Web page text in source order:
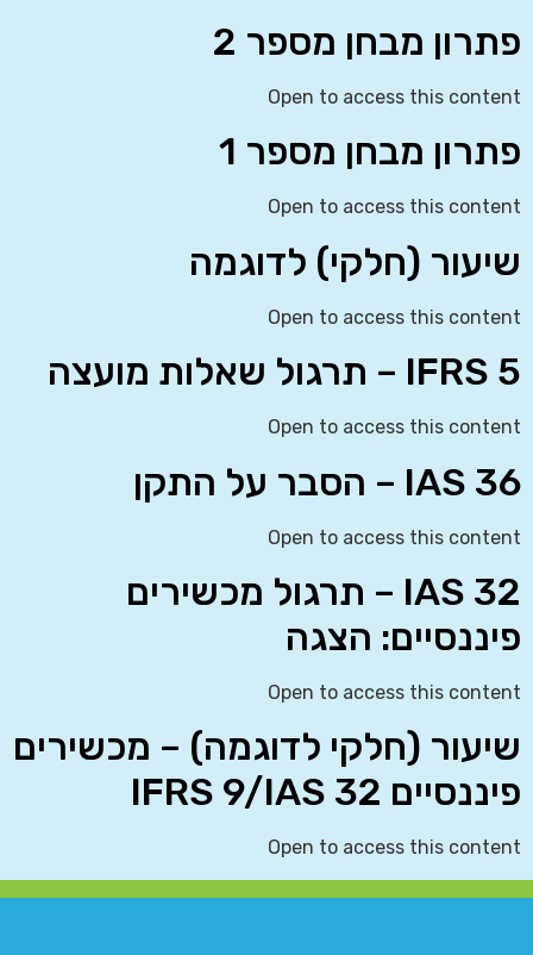
פתרון מבחן מספר 2
Open to access this content
פתרון מבחן מספר 1
Open to access this content
שיעור (חלקי) לדוגמה
Open to access this content
IFRS 5 – תרגול שאלות מועצה
Open to access this content
IAS 36 – הסבר על התקן
Open to access this content
IAS 32 – תרגול מכשירים
פיננסיים: הצגה
Open to access this content
שיעור (חלקי לדוגמה) – מכשירים
פיננסיים IFRS 9/IAS 32
Open to access this content